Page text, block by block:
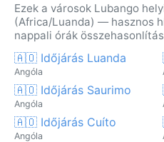
Ezek a városok Lubango
(Africa/Luanda) — hasznos
nappali órák
🇦🇴 Időjárás Luanda
Angóla
🇦🇴 Időjárás Saurimo
Angóla
🇦🇴 Időjárás Cuíto
Angóla